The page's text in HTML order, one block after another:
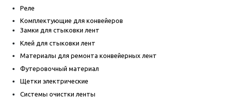
Реле
Комплектующие для конвейеров
Замки для стыковки лент
Клей для стыковки лент
Материалы для ремонта конвейерных лент
Футеровочный материал
Щетки электрические
Системы очистки ленты